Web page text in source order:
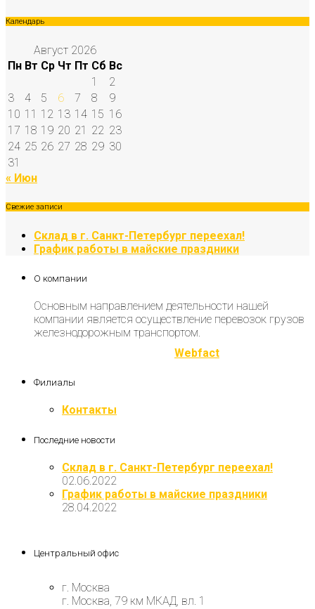
Календарь
Август 2026
Пн Вт Ср Чт Пт Сб Вс
1
2
3
4 5 6 7 8
9
10 11 12 13 14 15 16
17 18 19 20 21 22 23
24 25 26 27 28 29 30
31
« Июн
Свежие записи
Склад в г. Санкт-Петербург переехал!
График работы в майские праздники
О компании
Основным направлением деятельности нашей
компании является осуществление перевозок грузов
железнодорожным транспортом.
Webfact
Филиалы
Контакты
Последние новости
Склад в г. Санкт-Петербург переехал!
02.06.2022
График работы в майские праздники
28.04.2022
Центральный офис
г. Москва
г. Москва, 79 км МКАД, вл. 1